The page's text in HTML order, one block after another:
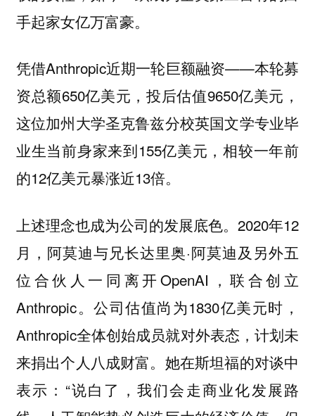
手起家女亿万富豪。
凭借Anthropic近期一轮巨额融资——本轮募
资总额650亿美元，投后估值9650亿美元，
这位加州大学圣克鲁兹分校英国文学专业毕
业生当前身家来到155亿美元，相较一年前
的12亿美元暴涨近13倍。
上述理念也成为公司的发展底色。2020年12
月，阿莫迪与兄长达里奥·阿莫迪及另外五
位合伙人一同离开OpenAI，联合创立
Anthropic。公司估值尚为1830亿美元时，
Anthropic全体创始成员就对外表态，计划未
来捐出个人八成财富。她在斯坦福的对谈中
表示：“说白了，我们会走商业化发展路